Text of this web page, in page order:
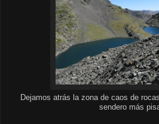
Dejamos atrás la zona de caos de
sendero más